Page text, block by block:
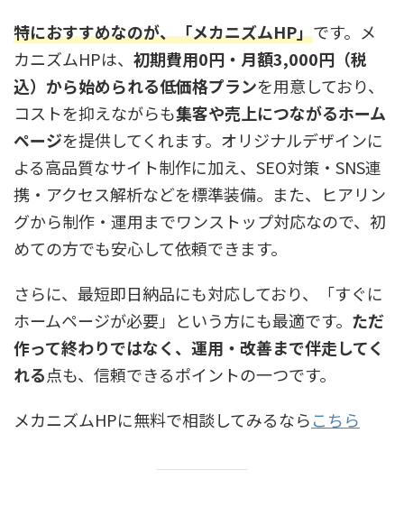
特におすすめなのが、「メカニズムHP」です。メ
カニズムHPは、 初期費用0円・月額3,000円（税
込）から始められる低価格プランを用意しており、
コストを抑えながらも集客や売上につながるホーム
ページを提供してくれます。オリジナルデザインに
よる高品質なサイト制作に加え、SEO対策・SNS連
携・アクセス解析などを標準装備。また、ヒアリン
グから制作・運用までワンストップ対応なので、初
めての方でも安心して依頼できます。
さらに、最短即日納品にも対応しており、「すぐに
ホームページが必要」という方にも最適です。 ただ
作って終わりではなく、運用・改善まで伴走してく
れる点も、信頼できるポイントの一つです。
メカニズムHPに無料で相談してみるならこちら